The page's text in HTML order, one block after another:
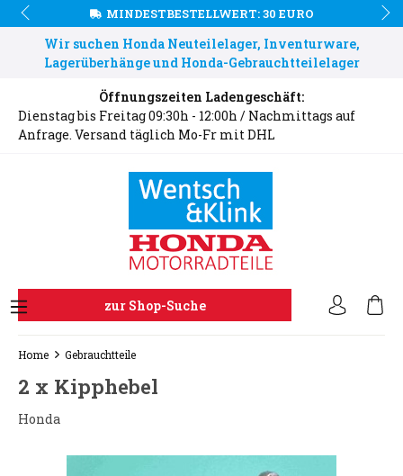
MINDESTBESTELLWERT: 30 EURO
Wir suchen Honda Neuteilelager, Inventurware,
Lagerüberhänge und Honda-Gebrauchtteilelager
Öffnungszeiten Ladengeschäft:
Dienstag bis Freitag 09:30h - 12:00h / Nachmittags auf
Anfrage. Versand täglich Mo-Fr mit DHL
zur Shop-Suche
Home Gebrauchtteile
2 x Kipphebel
Honda